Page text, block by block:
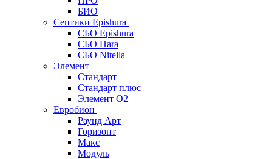
БИО
Септики Epishura
СБО Epishura
СБО Hara
СБО Nitella
Элемент
Стандарт
Стандарт плюс
Элемент О2
Евробион
Раунд Арт
Горизонт
Макс
Модуль